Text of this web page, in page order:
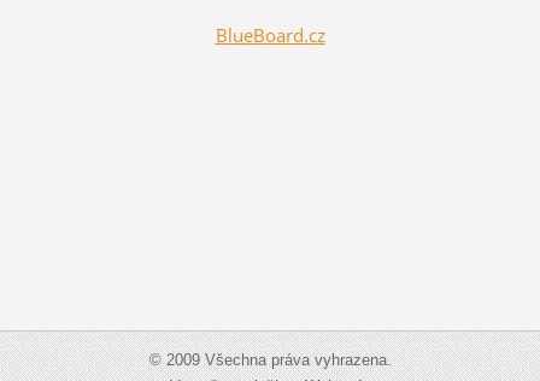
BlueBoard.cz
© 2009 Všechna práva vyhrazena.